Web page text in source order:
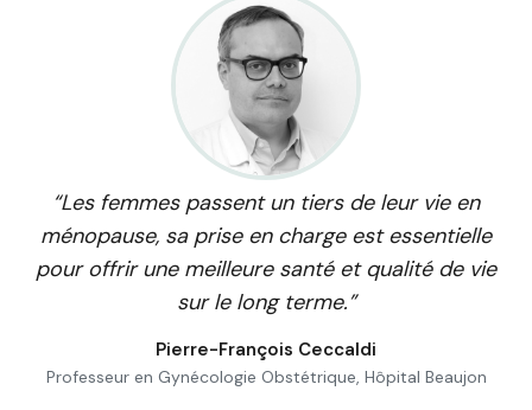
“Les femmes passent un tiers de leur vie en
ménopause, sa prise en charge est essentielle
pour offrir une meilleure santé et qualité de vie
sur le long terme.”
Pierre-François Ceccaldi
Professeur en Gynécologie Obstétrique, Hôpital Beaujon